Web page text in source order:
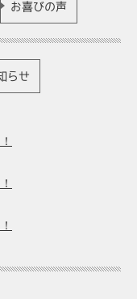
お喜びの声
らせ